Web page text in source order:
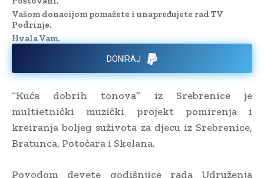
Vašom donacijom pomažete i unapređujete rad TV
Podrinje.
Hvala Vam.
DONIRAJ
“Kuća dobrih tonova” iz Srebrenice je
multietnički muzički projekt pomirenja i
kreiranja boljeg suživota za djecu iz Srebrenice,
Bratunca, Potočara i Skelana.
Povodom devete godišnjice rada Udruženja